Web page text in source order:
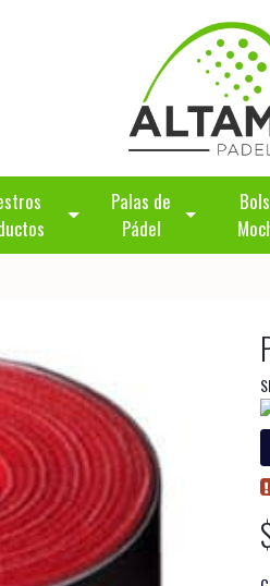
Palas de
Pádel